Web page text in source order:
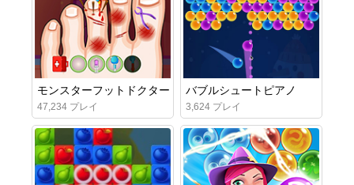
モンスターフットドクター
47,234 プレイ
バブルシュートピアノ
3,624 プレイ